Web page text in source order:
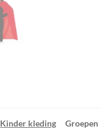
Kinder kleding Groepen